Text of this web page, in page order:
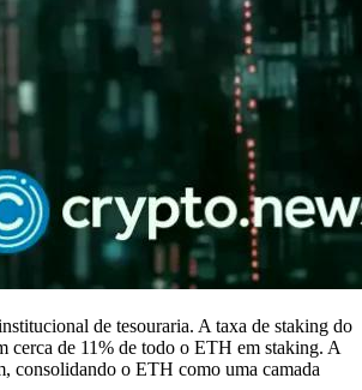
de tesouraria. A taxa de staking do
cerca de 11% de todo o ETH em staking. A
consolidando o ETH como uma camada